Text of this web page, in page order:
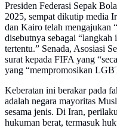
Presiden Federasi Sepak
2025, sempat dikutip media
dan Kairo telah mengajukan
disebutnya sebagai
tertentu.” Senada, Asosiasi
surat kepada FIFA yang
yang “mempromosikan
Keberatan ini berakar pada
adalah negara mayoritas
sesama jenis. Di Iran,
hukuman berat, termasuk